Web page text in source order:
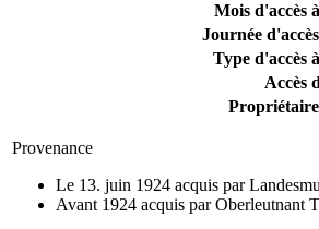
Mois d'accès
Journée
Type d'accès
Accès
Provenance
Le 13. juin 1924 acquis par
Avant 1924 acquis par Oberleutnant